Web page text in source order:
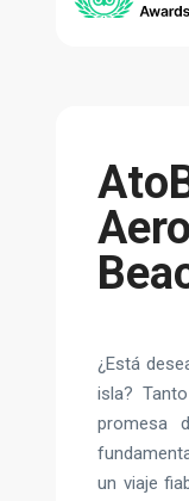
¿Está
isla?
promesa
un viaje